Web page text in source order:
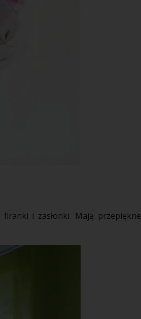
firanki i zasłonki. Mają przepiękne